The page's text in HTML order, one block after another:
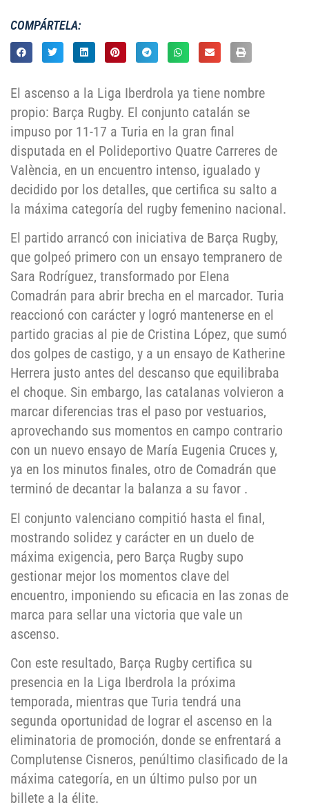
COMPÁRTELA:
El ascenso a la Liga Iberdrola ya tiene nombre
propio: Barça Rugby. El conjunto catalán se
impuso por 11-17 a Turia en la gran final
disputada en el Polideportivo Quatre Carreres de
València, en un encuentro intenso, igualado y
decidido por los detalles, que certifica su salto a
la máxima categoría del rugby femenino nacional.
El partido arrancó con iniciativa de Barça Rugby,
que golpeó primero con un ensayo tempranero de
Sara Rodríguez, transformado por Elena
Comadrán para abrir brecha en el marcador. Turia
reaccionó con carácter y logró mantenerse en el
partido gracias al pie de Cristina López, que sumó
dos golpes de castigo, y a un ensayo de Katherine
Herrera justo antes del descanso que equilibraba
el choque. Sin embargo, las catalanas volvieron a
marcar diferencias tras el paso por vestuarios,
aprovechando sus momentos en campo contrario
con un nuevo ensayo de María Eugenia Cruces y,
ya en los minutos finales, otro de Comadrán que
terminó de decantar la balanza a su favor .
El conjunto valenciano compitió hasta el final,
mostrando solidez y carácter en un duelo de
máxima exigencia, pero Barça Rugby supo
gestionar mejor los momentos clave del
encuentro, imponiendo su eficacia en las zonas de
marca para sellar una victoria que vale un
ascenso.
Con este resultado, Barça Rugby certifica su
presencia en la Liga Iberdrola la próxima
temporada, mientras que Turia tendrá una
segunda oportunidad de lograr el ascenso en la
eliminatoria de promoción, donde se enfrentará a
Complutense Cisneros, penúltimo clasificado de la
máxima categoría, en un último pulso por un
billete a la élite.